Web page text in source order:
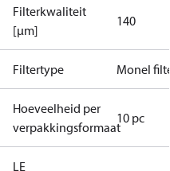
Filterkwaliteit
[µm]
140
Filtertype Monel filter
Hoeveelheid per
verpakkingsformaat
10 pc
LE